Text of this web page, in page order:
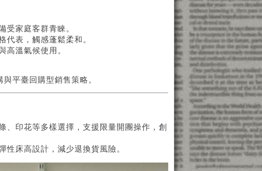
受家庭客群青睞。
代表，觸感蓬鬆柔和。
高溫氣候使用。
與平臺回購型銷售策略。
、印花等多樣選擇，支援限量開團操作，創
性床高設計，減少退換貨風險。